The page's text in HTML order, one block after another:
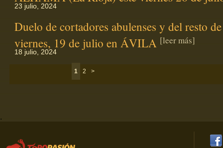
23 julio, 2024
Duelo de cortadores abulenses y del resto
viernes, 19 de julio en ÁVILA [leer más]
18 julio, 2024
1 2 >
.